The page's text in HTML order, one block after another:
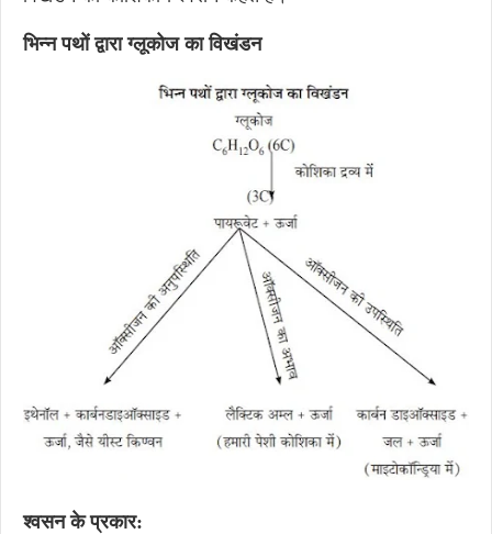
भिन्न पथों द्वारा ग्लूकोज का विखंडन
श्वसन के प्रकार: